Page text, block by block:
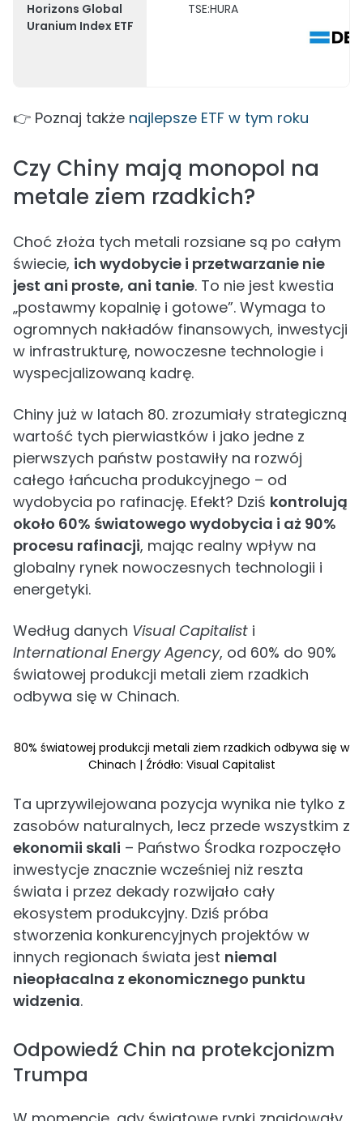
Horizons Global
Uranium Index ETF
TSE:HURA
👉 Poznaj także najlepsze ETF w tym roku
Czy Chiny mają monopol na
metale ziem rzadkich?
Choć złoża tych metali rozsiane są po całym
świecie, ich wydobycie i przetwarzanie nie
jest ani proste, ani tanie. To nie jest kwestia
„postawmy kopalnię i gotowe”. Wymaga to
ogromnych nakładów finansowych, inwestycji
w infrastrukturę, nowoczesne technologie i
wyspecjalizowaną kadrę.
Chiny już w latach 80. zrozumiały strategiczną
wartość tych pierwiastków i jako jedne z
pierwszych państw postawiły na rozwój
całego łańcucha produkcyjnego – od
wydobycia po rafinację. Efekt? Dziś kontrolują
około 60% światowego wydobycia i aż 90%
procesu rafinacji, mając realny wpływ na
globalny rynek nowoczesnych technologii i
energetyki.
Według danych Visual Capitalist i
International Energy Agency, od 60% do 90%
światowej produkcji metali ziem rzadkich
odbywa się w Chinach.
80% światowej produkcji metali ziem rzadkich odbywa się w
Chinach | Źródło: Visual Capitalist
Ta uprzywilejowana pozycja wynika nie tylko z
zasobów naturalnych, lecz przede wszystkim z
ekonomii skali – Państwo Środka rozpoczęło
inwestycje znacznie wcześniej niż reszta
świata i przez dekady rozwijało cały
ekosystem produkcyjny. Dziś próba
stworzenia konkurencyjnych projektów w
innych regionach świata jest niemal
nieopłacalna z ekonomicznego punktu
widzenia.
Odpowiedź Chin na protekcjonizm
Trumpa